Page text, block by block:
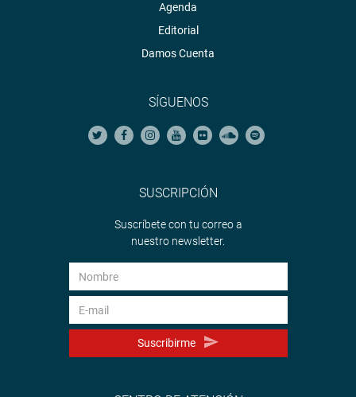
Agenda
Editorial
Damos Cuenta
SÍGUENOS
SUSCRIPCIÓN
Suscríbete con tu correo a
nuestro newsletter.
Suscribirme